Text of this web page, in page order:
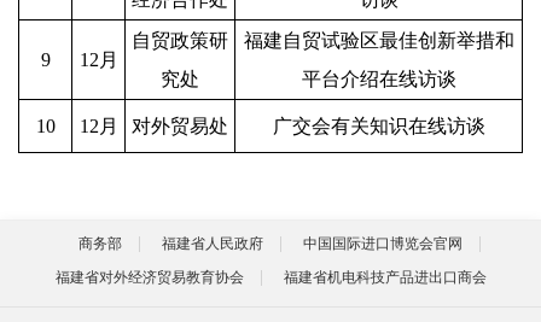
9 12 月
自贸政策研
究处
福建自贸试验区最佳创新举措和
平台介绍在线访谈
10 12 月 对外贸易处 广交会有关知识在线访谈
商务部 福建省人民政府
中国国际进口博览会官网
福建省对外经济贸易教育协会
福建省机电科技产品进出口商会